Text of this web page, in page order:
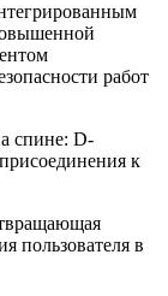
работ
спине: D-
к
пользователя в